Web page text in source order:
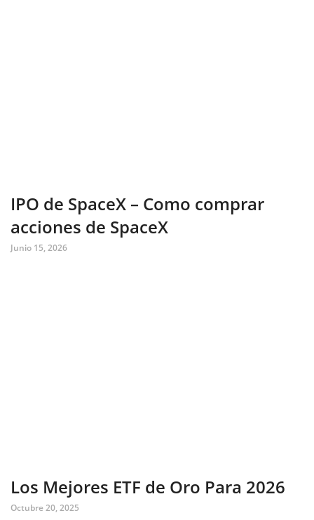
IPO de SpaceX – Como comprar
acciones de SpaceX
Junio 15, 2026
Los Mejores ETF de Oro Para 2026
Octubre 20, 2025